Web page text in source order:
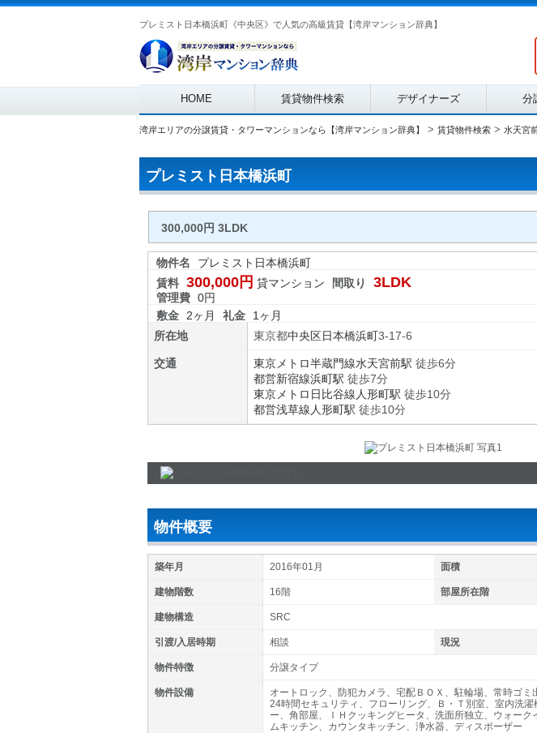
プレミスト日本橋浜町《中央区》で人気の高級賃貸【湾岸マンション辞典】
Main menu
HOME 賃貸物件検索 デザイナーズ 分
湾岸エリアの分譲賃貸・タワーマンションなら【湾岸マンション辞典】 > 賃貸物件検索 > 水天宮
プレミスト日本橋浜町
300,000円 3LDK
物件名
プレミスト日本橋浜町
賃料 300,000円 貸マンション 間取り 3LDK
管理費 0円
敷金
2ヶ月 礼金
1ヶ月
所在地
東京都中央区日本橋浜町3-17-6
交通 東京メトロ半蔵門線水天宮前駅 徒歩6分
都営新宿線浜町駅 徒歩7分
東京メトロ日比谷線 人形町駅 徒歩10分
都営浅草線 人形町駅 徒歩10分
物件概要
築年月 2016年01月 面積
建物階数 16階 部屋所在階
建物構造 SRC
引渡/入居時期 相談 現況
物件特徴 分譲タイプ
物件設備
オートロック、防犯カメラ、宅配ＢＯＸ、駐輪場、常時ゴミ
24時間セキュリティ、フローリング、Ｂ・Ｔ別室、室内洗
ー、角部屋、ＩＨクッキングヒータ、洗面所独立、ウォー
ムキッチン、カウンタキッチン、浄水器、ディスポーザー